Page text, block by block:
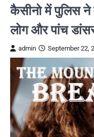
कैसीनो में पुलिस
लोग और पांच
admin September 22,